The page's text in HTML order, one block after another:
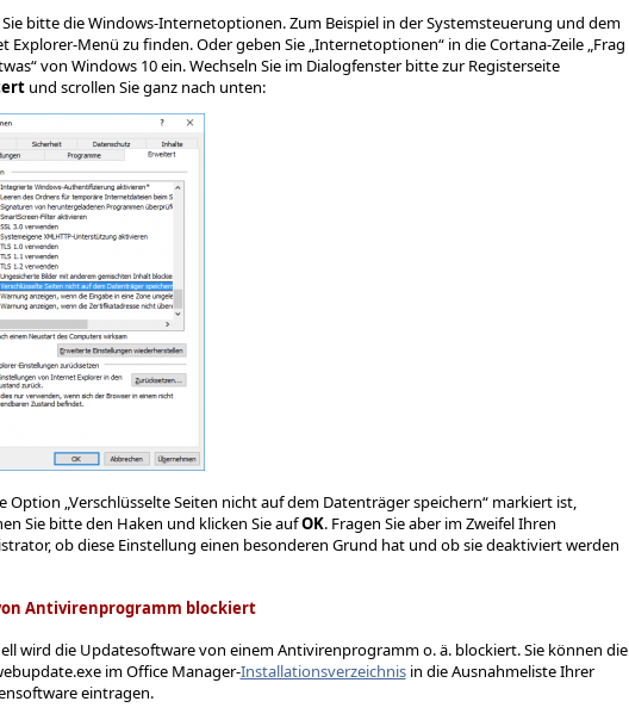
bitte die Windows-Internetoptionen. Zum Beispiel in der Systemsteuerung und dem
Explorer-Menü zu finden. Oder geben Sie „Internetoptionen“ in die Cortana-Zeile „Frag
von Windows 10 ein. Wechseln Sie im Dialogfenster bitte zur Registerseite
und scrollen Sie ganz nach unten:
Option „Verschlüsselte Seiten nicht auf dem Datenträger speichern“ markiert ist,
Sie bitte den Haken und klicken Sie aufOK. Fragen Sie aber im Zweifel Ihren
ob diese Einstellung einen besonderen Grund hat und ob sie deaktiviert werden
Antivirenprogramm blockiert
wird die Updatesoftware von einem Antivirenprogramm o. ä. blockiert. Sie können die
im Office Manager-Installationsverzeichnisin die Ausnahmeliste Ihrer
eintragen.